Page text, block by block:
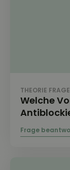
THEORIE
Welche